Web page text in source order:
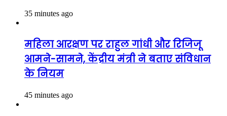
35 minutes ago
महिला आरक्षण पर राहुल गांधी और रिजिजू
आमने-सामने, केंद्रीय मंत्री ने बताए संविधान
के नियम
45 minutes ago